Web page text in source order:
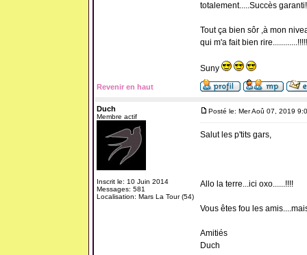
totalement.....Succès
Tout ça bien sôr ,à mon
qui m'a fait bien
Suny
Revenir en haut
Duch
Membre actif
Inscrit le: 10 Juin 2014
Messages: 581
Localisation: Mars La Tour (54)
Posté le: Mer Aoû 07, 2019
Salut les p'tits gars,
Allo la terre...ici oxo......!!!!
Vous êtes fou les
Amitiés
Duch